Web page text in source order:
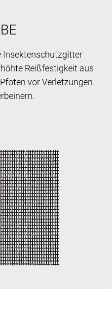
Insektenschutzgitter
Reißfestigkeit aus
vor Verletzungen.